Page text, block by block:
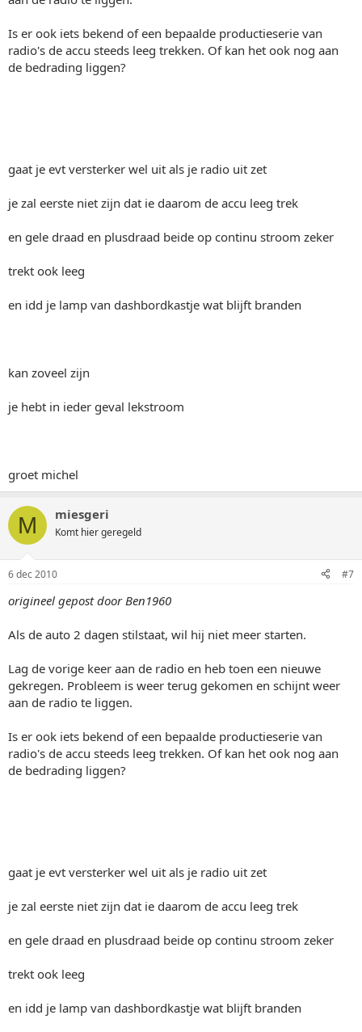
Is er ook iets bekend of een bepaalde productieserie van
radio's de accu steeds leeg trekken. Of kan het ook nog aan
de bedrading liggen?
gaat je evt versterker wel uit als je radio uit zet
je zal eerste niet zijn dat ie daarom de accu leeg trek
en gele draad en plusdraad beide op continu stroom zeker
trekt ook leeg
en idd je lamp van dashbordkastje wat blijft branden
kan zoveel zijn
je hebt in ieder geval lekstroom
groet michel
M miesgeri
Komt hier geregeld
6 dec 2010 #7
origineel gepost door Ben1960
Als de auto 2 dagen stilstaat, wil hij niet meer starten.
Lag de vorige keer aan de radio en heb toen een nieuwe
gekregen. Probleem is weer terug gekomen en schijnt weer
aan de radio te liggen.
Is er ook iets bekend of een bepaalde productieserie van
radio's de accu steeds leeg trekken. Of kan het ook nog aan
de bedrading liggen?
gaat je evt versterker wel uit als je radio uit zet
je zal eerste niet zijn dat ie daarom de accu leeg trek
en gele draad en plusdraad beide op continu stroom zeker
trekt ook leeg
en idd je lamp van dashbordkastje wat blijft branden